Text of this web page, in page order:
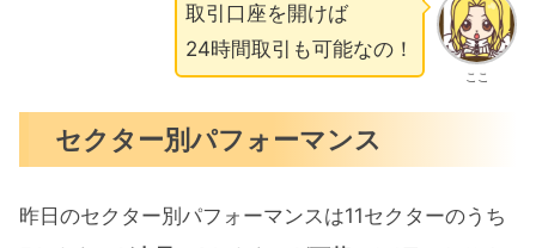
ここ
取引口座を開けば
24時間取引も可能なの！
セクター別パフォーマンス
昨日のセクター別パフォーマンスは11セクターのうち